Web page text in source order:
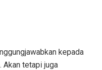
kepada
Akan tetapi juga